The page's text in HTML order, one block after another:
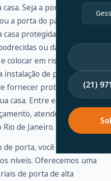
(21)
Seja a porta da
a porta do pátio, cada
protegida. Se as suas
ou danificadas,
colocar em risco a
instalação de porta
fornecer proteção,
casa. Entre em contato
atendemos em
de Janeiro.
porta, você pode
níveis. Oferecemos uma
de porta de alta